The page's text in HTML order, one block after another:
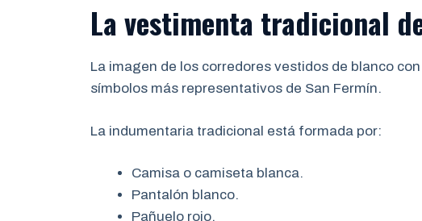
La vestimenta tradicional
La imagen de los corredores vestidos de blanco
símbolos más representativos de San Fermín.
La indumentaria tradicional está formada por:
Camisa o camiseta blanca.
Pantalón blanco.
Pañuelo rojo.